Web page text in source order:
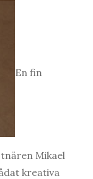
En fin
Mikael
kreativa